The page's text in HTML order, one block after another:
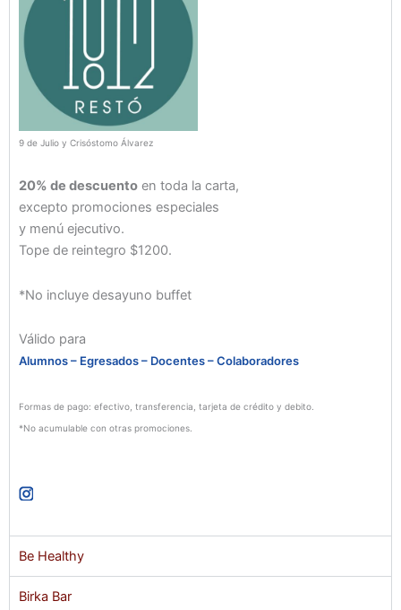
9 de Julio y Crisóstomo Álvarez
20% de descuento en toda la carta,
excepto promociones especiales
y menú ejecutivo.
Tope de reintegro $1200.
*No incluye desayuno buffet
Válido para
Alumnos – Egresados – Docentes – Colaboradores
Formas de pago: efectivo, transferencia, tarjeta de crédito y debito.
*No acumulable con otras promociones.
Be Healthy
Birka Bar